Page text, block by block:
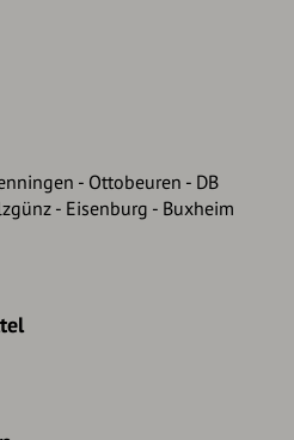
- Ottobeuren - DB
- Eisenburg - Buxheim